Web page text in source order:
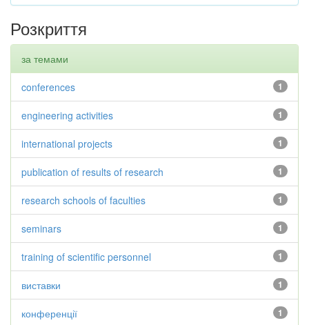
Розкриття
за темами
1
conferences
1
engineering activities
1
international projects
1
publication of results of research
1
research schools of faculties
1
seminars
1
training of scientific personnel
1
виставки
1
конференції